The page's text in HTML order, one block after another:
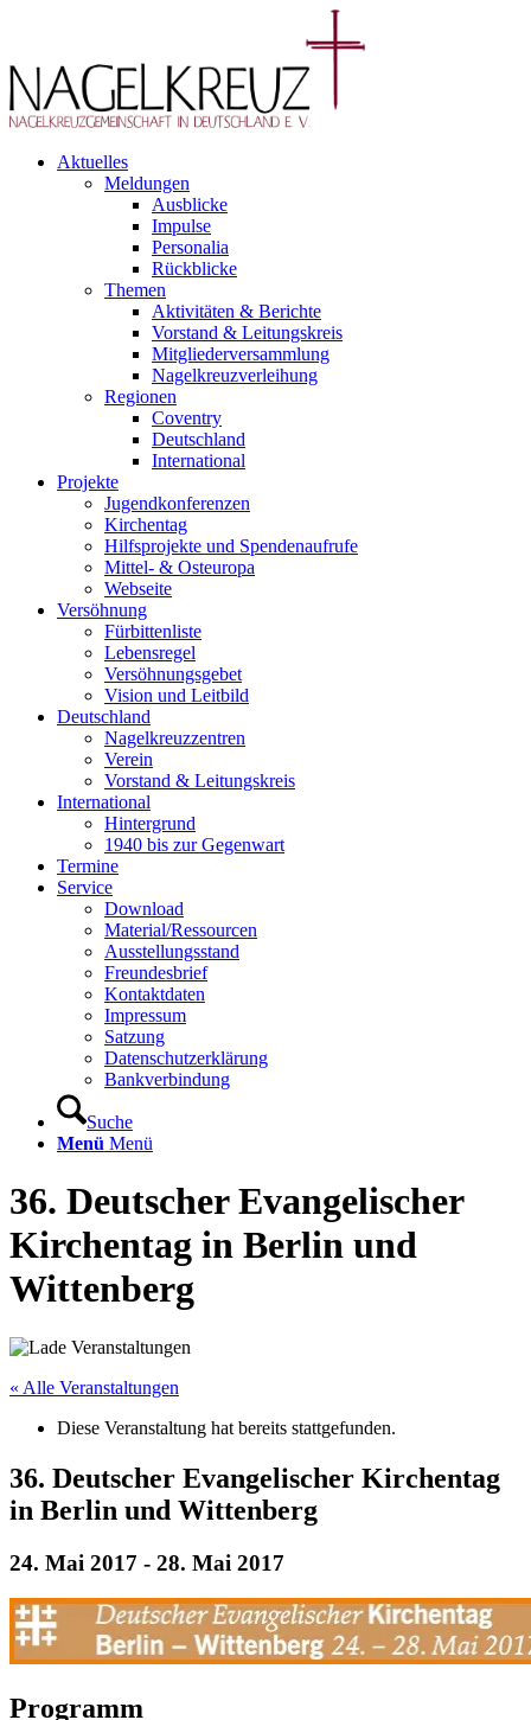
Aktuelles
Meldungen
Ausblicke
Impulse
Personalia
Rückblicke
Themen
Aktivitäten & Berichte
Vorstand & Leitungskreis
Mitgliederversammlung
Nagelkreuzverleihung
Regionen
Coventry
Deutschland
International
Projekte
Jugendkonferenzen
Kirchentag
Hilfsprojekte und Spendenaufrufe
Mittel- & Osteuropa
Webseite
Versöhnung
Fürbittenliste
Lebensregel
Versöhnungsgebet
Vision und Leitbild
Deutschland
Nagelkreuzzentren
Verein
Vorstand & Leitungskreis
International
Hintergrund
1940 bis zur Gegenwart
Termine
Service
Download
Material/Ressourcen
Ausstellungsstand
Freundesbrief
Kontaktdaten
Impressum
Satzung
Datenschutzerklärung
Bankverbindung
Suche
Menü Menü
36. Deutscher Evangelischer
Kirchentag in Berlin und
Wittenberg
« Alle Veranstaltungen
Diese Veranstaltung hat bereits stattgefunden.
36. Deutscher Evangelischer Kirchentag
in Berlin und Wittenberg
24. Mai 2017 - 28. Mai 2017
Programm